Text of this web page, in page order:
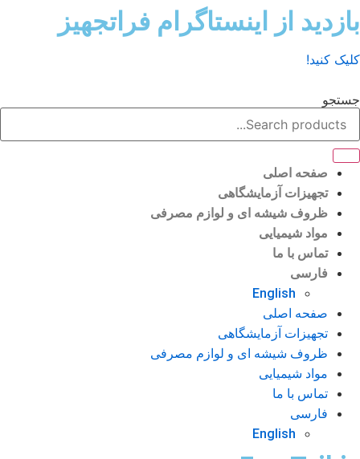
از اینستاگرام فراتجهیز
کنید!
صفحه اصلی
تجهیزات آزمایشگاهی
ظروف شیشه ای و لوازم مصرفی
مواد شیمیایی
تماس با ما
فارسی
English
صفحه اصلی
تجهیزات آزمایشگاهی
ظروف شیشه ای و لوازم مصرفی
مواد شیمیایی
تماس با ما
فارسی
English